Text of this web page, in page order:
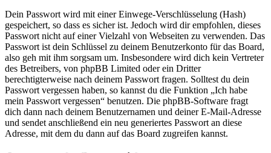
Dein Passwort wird mit einer Einwege-Verschlüsselung (Hash)
gespeichert, so dass es sicher ist. Jedoch wird dir empfohlen, dieses
Passwort nicht auf einer Vielzahl von Webseiten zu verwenden. Das
Passwort ist dein Schlüssel zu deinem Benutzerkonto für das Board,
also geh mit ihm sorgsam um. Insbesondere wird dich kein Vertreter
des Betreibers, von phpBB Limited oder ein Dritter
berechtigterweise nach deinem Passwort fragen. Solltest du dein
Passwort vergessen haben, so kannst du die Funktion „Ich habe
mein Passwort vergessen“ benutzen. Die phpBB-Software fragt
dich dann nach deinem Benutzernamen und deiner E-Mail-Adresse
und sendet anschließend ein neu generiertes Passwort an diese
Adresse, mit dem du dann auf das Board zugreifen kannst.